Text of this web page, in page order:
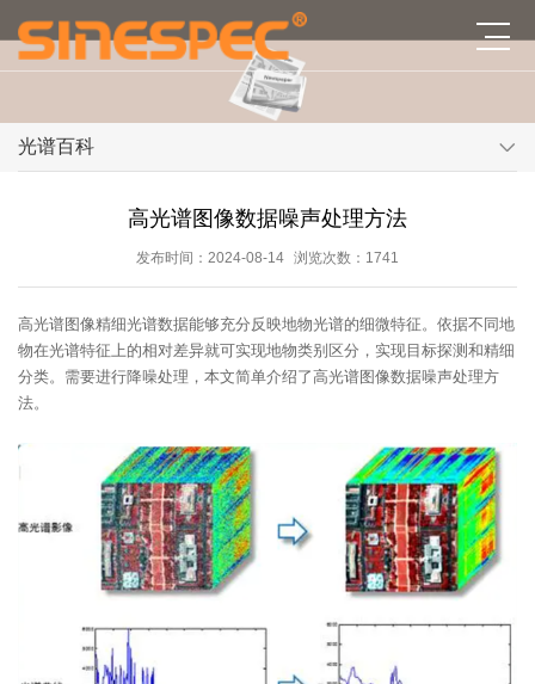
光谱百科
高光谱图像数据噪声处理方法
发布时间：2024-08-14 浏览次数：1741
高光谱图像精细光谱数据能够充分反映地物光谱的细微特征。依据不同地
物在光谱特征上的相对差异就可实现地物类别区分，实现目标探测和精细
分类。需要进行降噪处理，本文简单介绍了高光谱图像数据噪声处理方
法。